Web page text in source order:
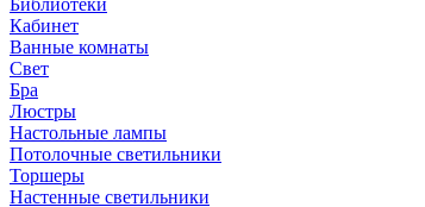
Библиотеки
Кабинет
Ванные комнаты
Свет
Бра
Люстры
Настольные лампы
Потолочные светильники
Торшеры
Настенные светильники